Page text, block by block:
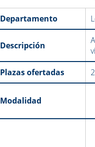
Departamento
Descripción
Plazas ofertadas
2
Modalidad